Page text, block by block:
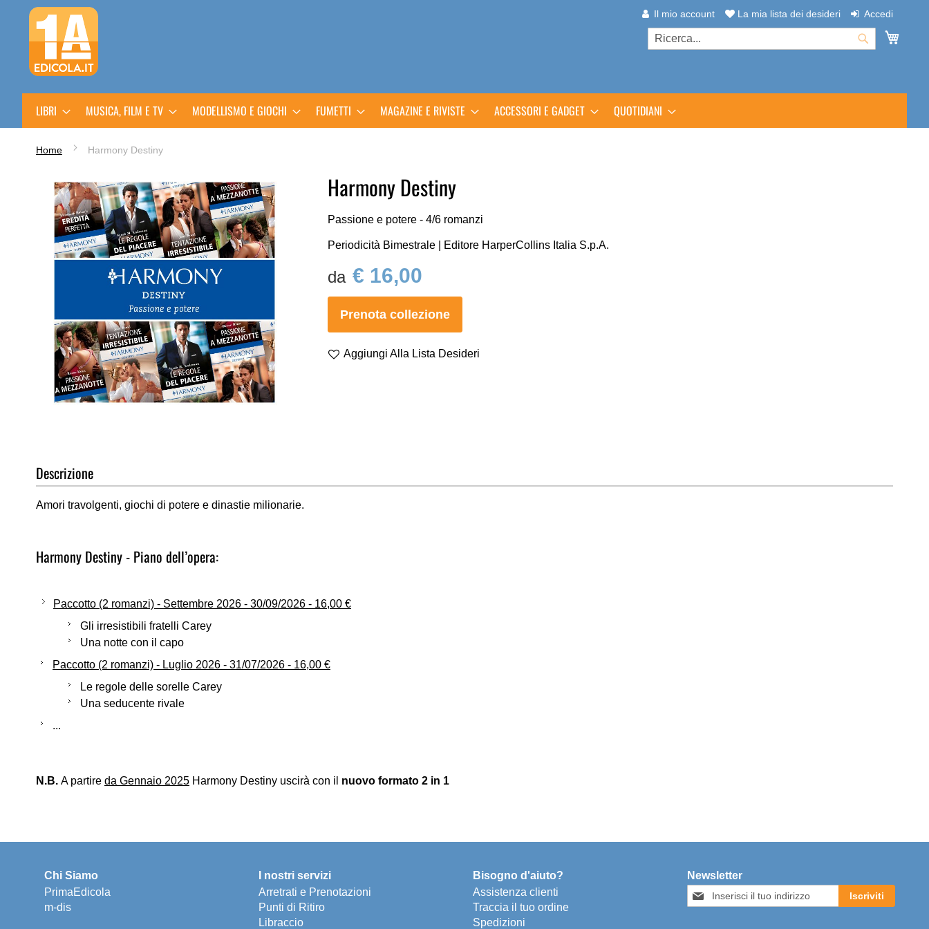
Salta
al
contenuto
Il mio account La mia lista dei desideri Accedi
Cerca
LIBRI MUSICA, FILM E TV MODELLISMO E GIOCHI FUMETTI MAGAZINE E RIVISTE ACCESSORI E GADGET QUOTIDIANI
Home Harmony Destiny
della
galleria
immagini
galleria
di
immagini
Harmony Destiny
Passione e potere - 4/6 romanzi
Periodicità Bimestrale | Editore HarperCollins Italia S.p.A.
€ 16,00
Prenota collezione
Aggiungi Alla Lista Desideri
Descrizione
Amori travolgenti, giochi di potere e dinastie milionarie.
Harmony Destiny - Piano dell’opera:
Paccotto (2 romanzi) - Settembre 2026 - 30/09/2026 - 16,00 €
Gli irresistibili fratelli Carey
Una notte con il capo
Paccotto (2 romanzi) - Luglio 2026 - 31/07/2026 - 16,00 €
Le regole delle sorelle Carey
Una seducente rivale
...
N.B. A partire da Gennaio 2025 Harmony Destiny uscirà con il nuovo formato 2 in 1
Chi Siamo
PrimaEdicola
m-dis
I nostri servizi
Arretrati e Prenotazioni
Punti di Ritiro
Libraccio
Bisogno d'aiuto?
Assistenza clienti
Traccia il tuo ordine
Spedizioni
Newsletter
Iscriviti
alla
Iscriviti